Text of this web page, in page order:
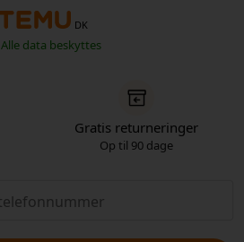
DK
Alle data beskyttes
Gratis returneringer
Op til 90 dage